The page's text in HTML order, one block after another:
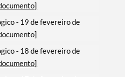
- 19 de fevereiro de
- 18 de fevereiro de